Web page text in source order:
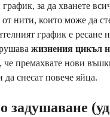
график, за да хванете
нити, които може да
график е ресане
жизнения цикъл
че премахвате нови
да снесат повече яйца.
задушаване